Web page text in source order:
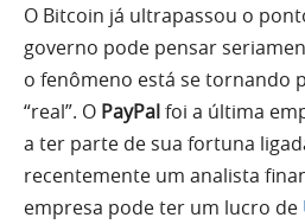
O Bitcoin já ultrapassou o
governo pode pensar
o fenômeno está se tornando
“real”. O PayPalfoi a última
a ter parte de sua fortuna
recentemente um analista
empresa pode ter um lucro de